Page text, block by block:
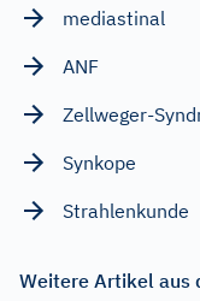
mediastinal
ANF
Zellweger-
Synkope
Strahlenkunde
Weitere Artikel aus